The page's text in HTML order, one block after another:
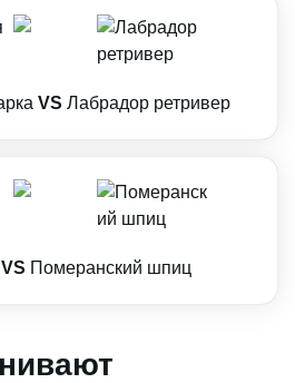
VS Лабрадор ретривер
VS Померанский шпиц